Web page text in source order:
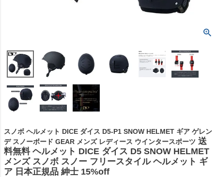
スノボ ヘルメット DICE ダイス D5-P1 SNOW HELMET ギア ゲレン
デ スノーボード GEAR メンズ レディース ウインタースポーツ 送
料無料 ヘルメット DICE ダイス D5 SNOW HELMET
メンズ スノボ スノー フリースタイル ヘルメット ギ
ア 日本正規品 紳士 15%off